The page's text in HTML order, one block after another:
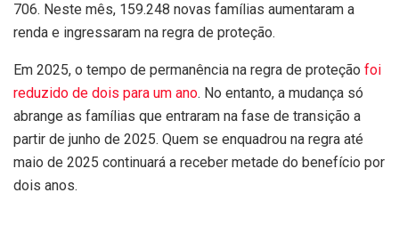
706. Neste mês, 159.248 novas famílias aumentaram a
renda e ingressaram na regra de proteção.
Em 2025, o tempo de permanência na regra de proteção foi
reduzido de dois para um ano. No entanto, a mudança só
abrange as famílias que entraram na fase de transição a
partir de junho de 2025. Quem se enquadrou na regra até
maio de 2025 continuará a receber metade do benefício por
dois anos.